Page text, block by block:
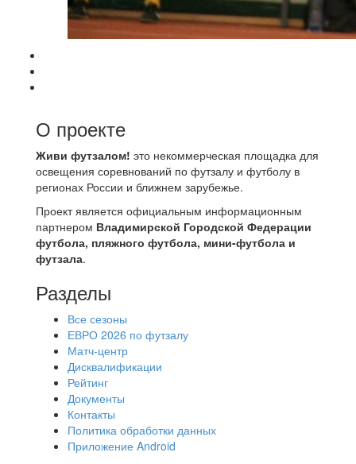
О проекте
Живи футзалом! это некоммерческая площадка для
освещения соревнований по футзалу и футболу в
регионах России и ближнем зарубежье.
Проект является официальным информационным
партнером Владимирской Городской Федерации
футбола, пляжного футбола, мини-футбола и
футзала.
Разделы
Все сезоны
ЕВРО 2026 по футзалу
Матч-центр
Дисквалификации
Рейтинг
Документы
Контакты
Политика обработки данных
Приложение Android